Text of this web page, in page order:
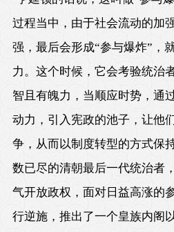
过程当中，由于社会流动的加
强，最后会形成“参与爆炸”，
力。这个时候，它会考验统治
智且有魄力，当顺应时势，通
动力，引入宪政的池子，让他
争，从而以制度转型的方式保
数已尽的清朝最后一代统治者
气开放政权，面对日益高涨的
行逆施，推出了一个皇族内阁